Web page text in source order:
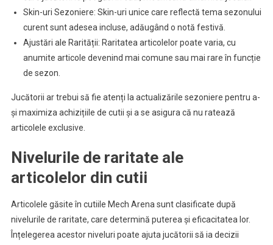
Skin-uri Sezoniere: Skin-uri unice care reflectă tema sezonului
curent sunt adesea incluse, adăugând o notă festivă.
Ajustări ale Rarității: Raritatea articolelor poate varia, cu
anumite articole devenind mai comune sau mai rare în funcție
de sezon.
Jucătorii ar trebui să fie atenți la actualizările sezoniere pentru a-
și maximiza achizițiile de cutii și a se asigura că nu ratează
articolele exclusive.
Nivelurile de raritate ale
articolelor din cutii
Articolele găsite în cutiile Mech Arena sunt clasificate după
nivelurile de raritate, care determină puterea și eficacitatea lor.
Înțelegerea acestor niveluri poate ajuta jucătorii să ia decizii